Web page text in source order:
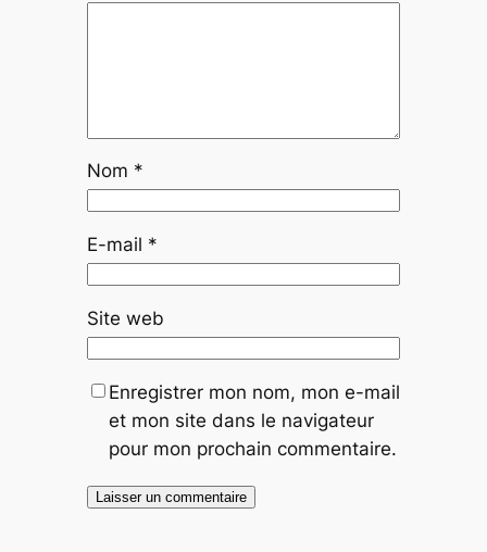
Nom *
E-mail *
Site web
Enregistrer mon nom, mon e-mail
et mon site dans le navigateur
pour mon prochain commentaire.